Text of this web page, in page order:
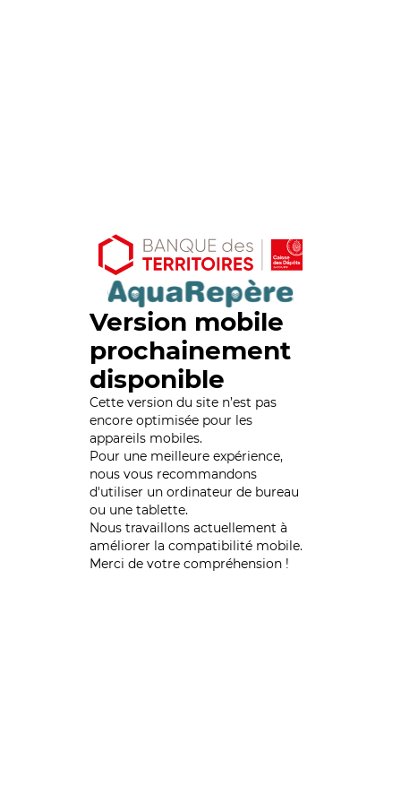
Version mobile
prochainement
disponible
Cette version du site n’est pas
encore optimisée pour les
appareils mobiles.
Pour une meilleure expérience,
nous vous recommandons
d'utiliser un ordinateur de bureau
ou une tablette.
Nous travaillons actuellement à
améliorer la compatibilité mobile.
Merci de votre compréhension !